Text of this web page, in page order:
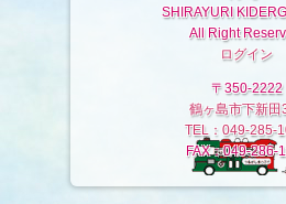
SHIRAYURI
All Right
ログイン
〒350-2222
鶴ヶ島市下新田
TEL：049-285-
FAX：049-286-